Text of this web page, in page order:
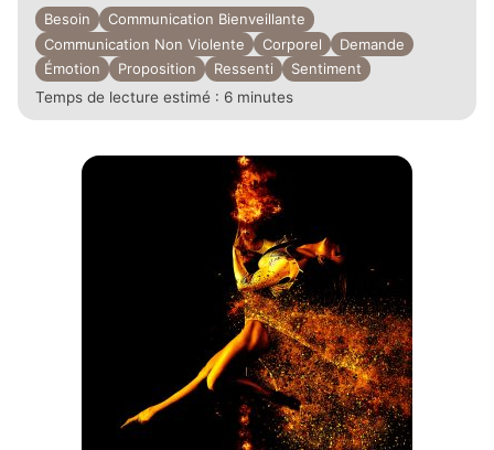
Besoin
Communication Bienveillante
Communication Non Violente
Corporel
Demande
Émotion
Proposition Ressenti
Sentiment
Temps de lecture estimé : 6 minutes